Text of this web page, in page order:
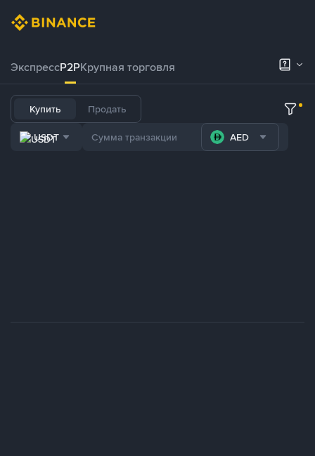
ЭкспрессP2PКрупная торговля
Купить Продать
USDT AED